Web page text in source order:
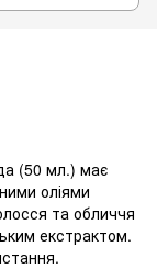
(50 мл.) має
оліями
та обличчя
екстрактом.